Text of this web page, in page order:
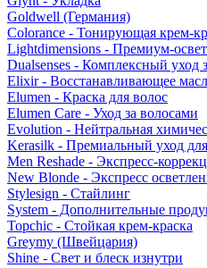
Goldwell (Германия)
Colorance - Тонирующая крем-
Lightdimensions - Премиум-
Dualsenses - Комплексный уход
Elixir - Восстанавливающее
Elumen - Краска для волос
Elumen Care - Уход за волосами
Evolution - Нейтральная
Kerasilk - Премиальный уход
Men Reshade - Экспресс-
New Blonde - Экспресс
Stylesign - Стайлинг
System - Дополнительные
Topchic - Стойкая крем-краска
Greymy (Швейцария)
Shine - Свет и блеск изнутри